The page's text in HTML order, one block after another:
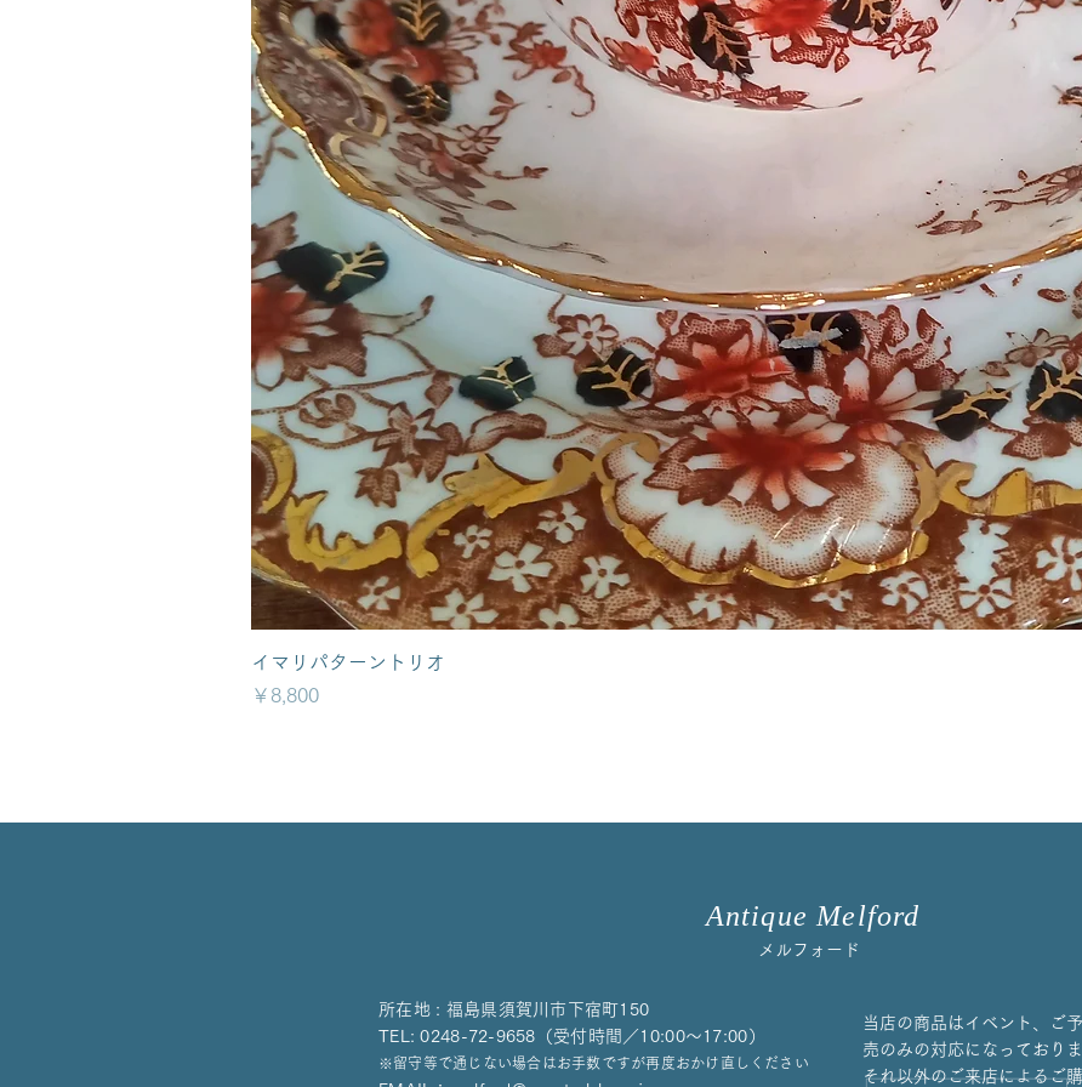
イマリパターントリオ
価格
￥8,800
Antique Melford
メルフォード
所在地 : 福島県須賀川市下宿町150
TEL: 0248-72-9658（受付時間／10:00〜17:00）
※留守等で通じない場合はお手数ですが再度おかけ直しください
当店の商品はイベント、ご
売のみの対応になっておりま
それ以外のご来店によるご